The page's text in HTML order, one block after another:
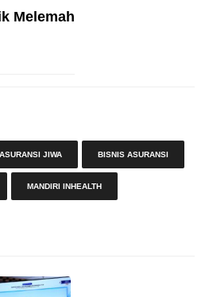
Melemah
ASURANSI JIWA BISNIS ASURANSI
MANDIRI INHEALTH